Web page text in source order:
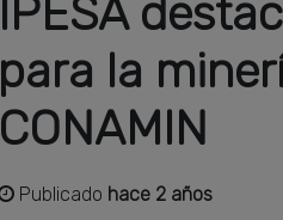
IPESA
para la
CONAMIN
Publicado hace 2 años